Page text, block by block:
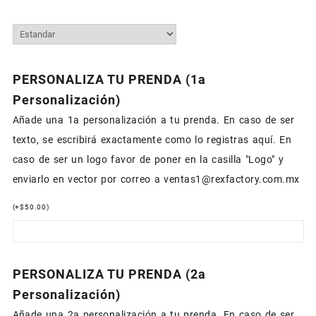
PERSONALIZA TU PRENDA (1a
Personalización)
Añade una 1a personalización a tu prenda. En caso de ser
texto, se escribirá exactamente como lo registras aquí. En
caso de ser un logo favor de poner en la casilla "Logo" y
enviarlo en vector por correo a ventas1@rexfactory.com.mx
(+$50.00 )
PERSONALIZA TU PRENDA (2a
Personalización)